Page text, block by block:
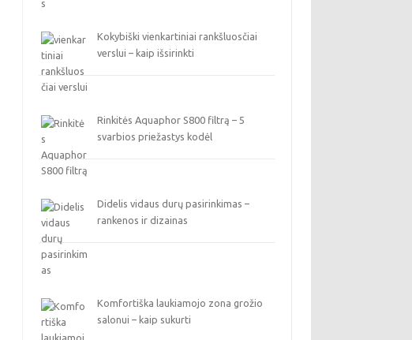
Kokybiški vienkartiniai rankšluosčiai
verslui – kaip išsirinkti
Rinkitės Aquaphor S800 filtrą – 5
svarbios priežastys kodėl
Didelis vidaus durų pasirinkimas –
rankenos ir dizainas
Komfortiška laukiamojo zona grožio
salonui – kaip sukurti